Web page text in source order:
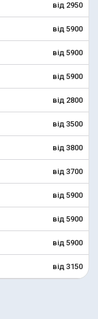
від 2950
від 5900
від 5900
від 5900
від 2800
від 3500
від 3800
від 3700
від 5900
від 5900
від 5900
від 3150